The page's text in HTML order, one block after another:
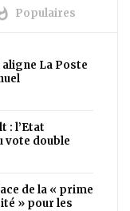
Populaires
La Poste
: l’Etat
vote double
de la « prime
» pour les